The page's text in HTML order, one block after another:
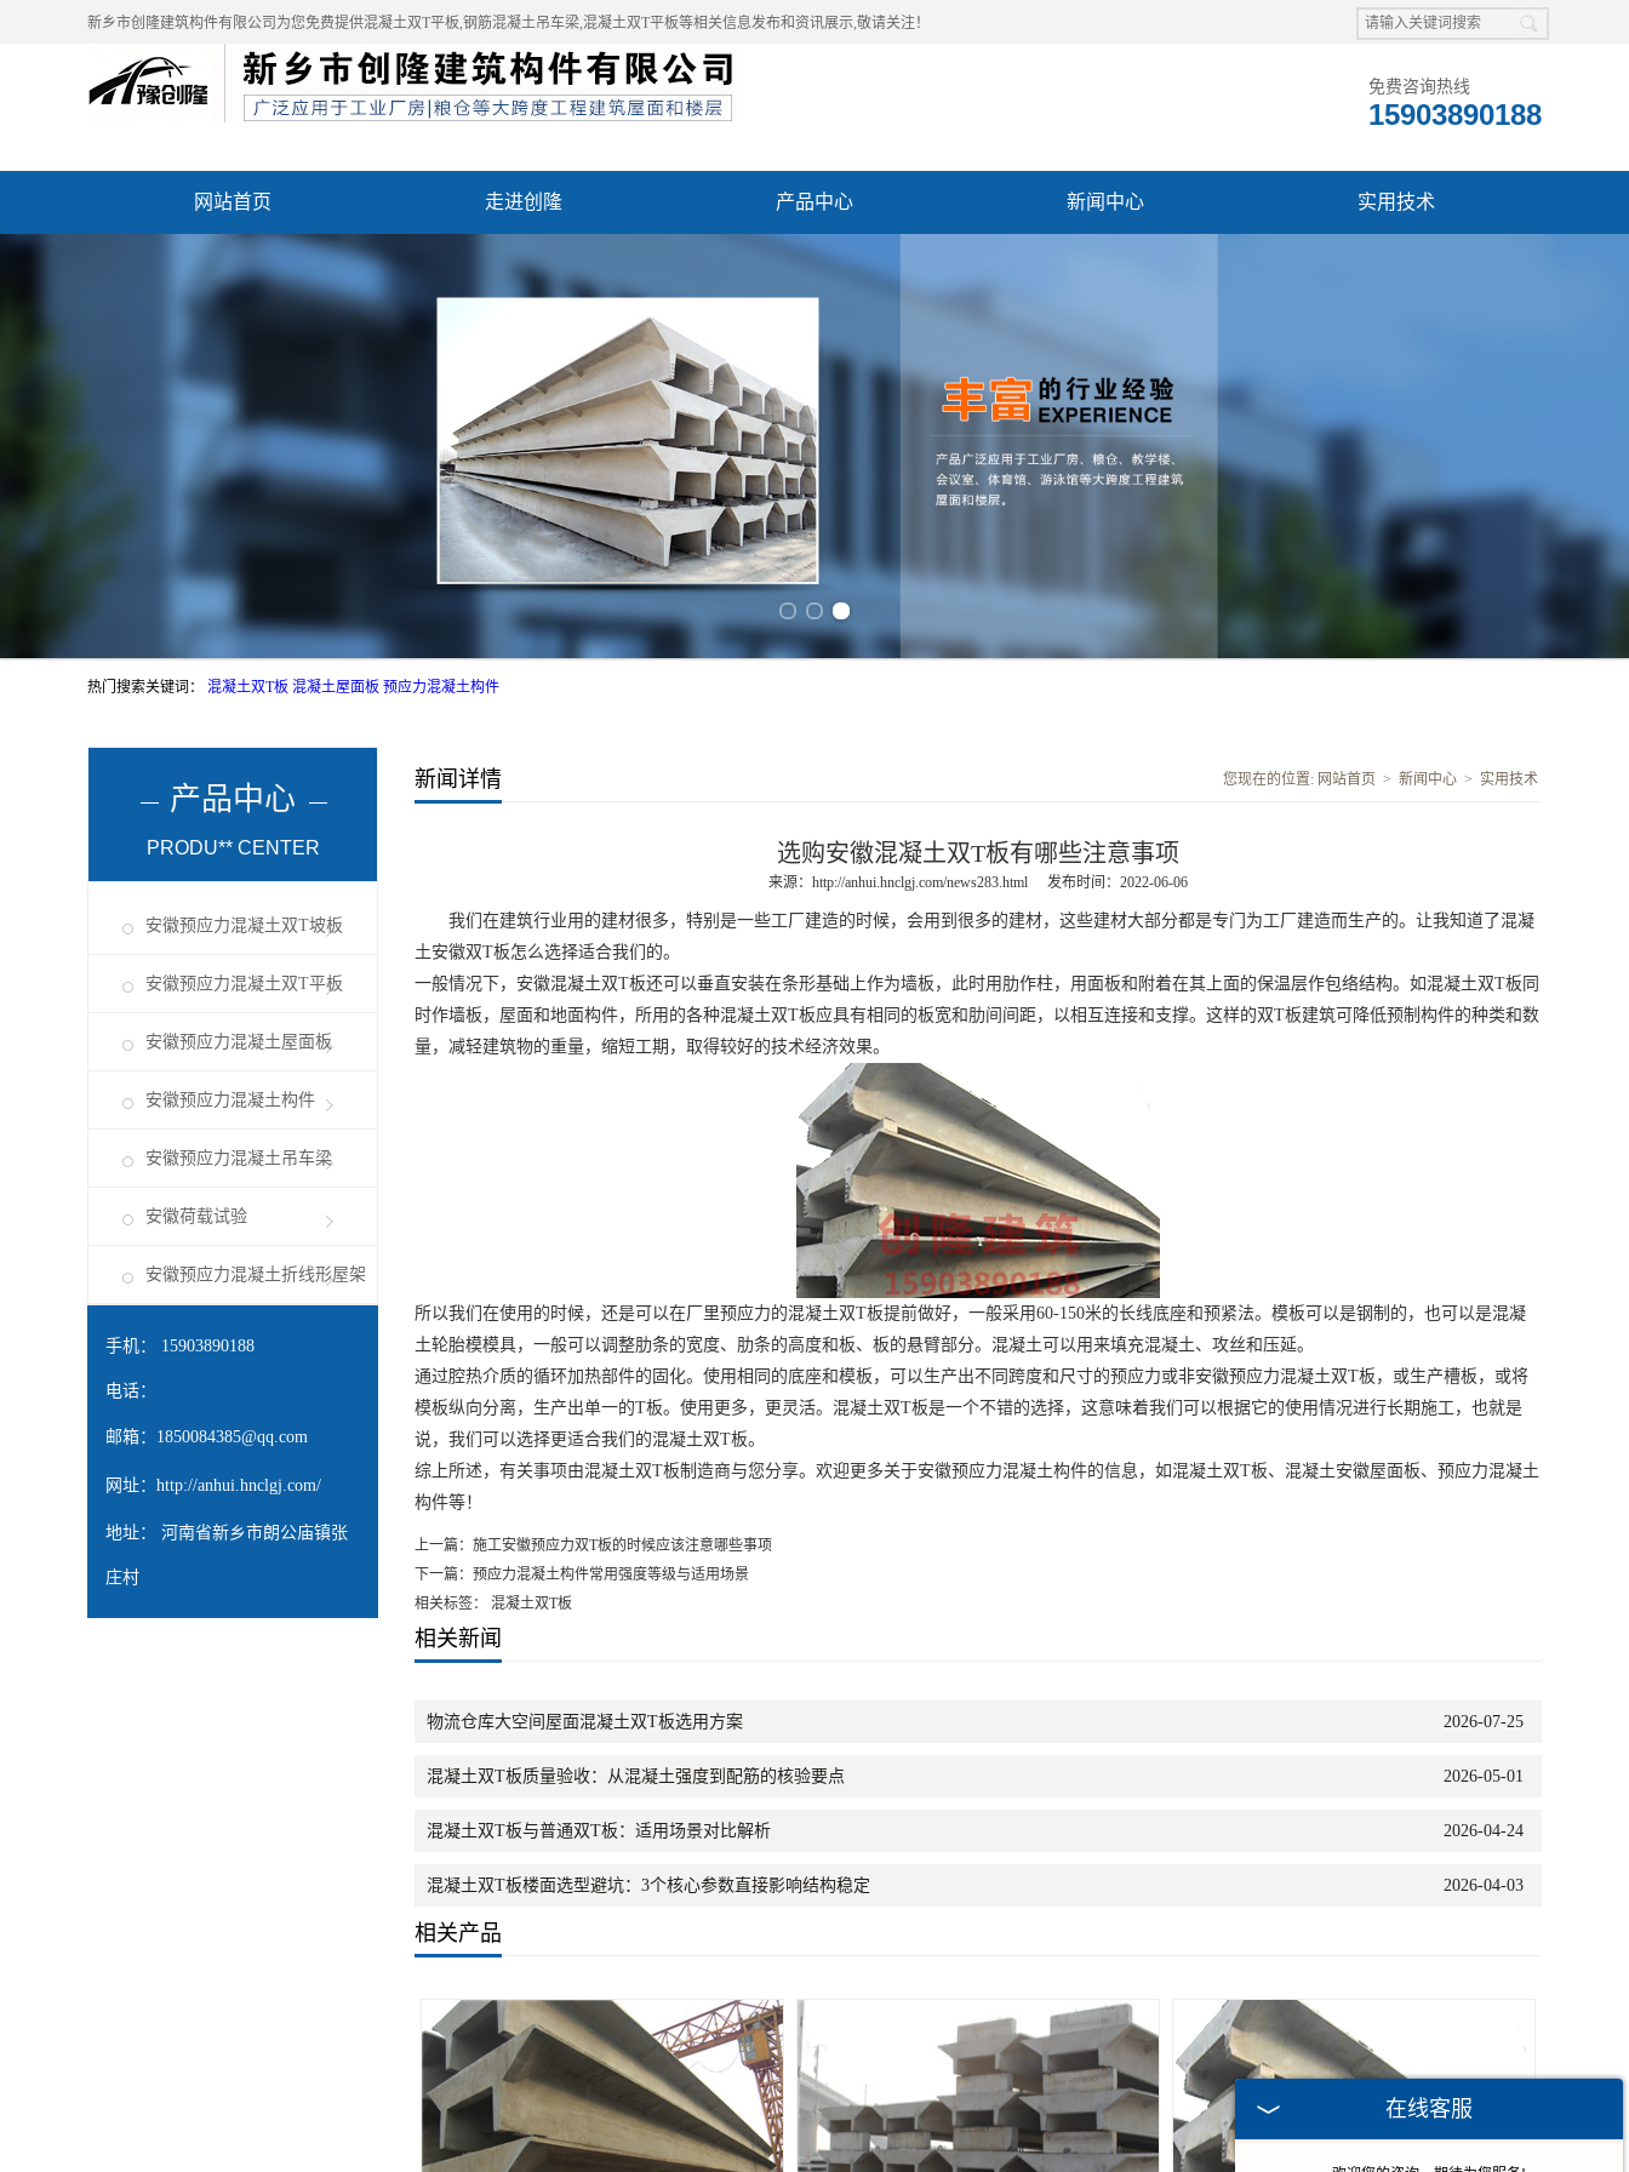
新乡市创隆建筑构件有限公司为您免费提供混凝土双T平板,钢筋混凝土吊车梁,混凝土双T平板等相关信息发布和资讯展示,敬请关注！
免费咨询热线
15903890188
网站首页 走进创隆 产品中心 新闻中心 实用技术
资质荣誉 成功案例 联系我们
热门搜索关键词： 混凝土双T板 混凝土屋面板 预应力混凝土构件
产品中心
PRODU** CENTER
安徽预应力混凝土双T坡板
安徽预应力混凝土双T平板
安徽预应力混凝土屋面板
安徽预应力混凝土构件
安徽预应力混凝土吊车梁
安徽荷载试验
安徽预应力混凝土折线形屋架
手机： 15903890188
电话：
邮箱： 1850084385@qq.com
网址： http://anhui.hnclgj.com/
地址： 河南省新乡市朗公庙镇张
庄村
新闻详情 您现在的位置: 网站首页 > 新闻中心 > 实用技术
选购安徽混凝土双T板有哪些注意事项
来源： http://anhui.hnclgj.com/news283.html 发布时间：2022-06-06
我们在建筑行业用的建材很多，特别是一些工厂建造的时候，会用到很多的建材，这些建材大部分都是专门为工厂建造而生产的。让我知道了混凝
土安徽双T板怎么选择适合我们的。
一般情况下， 安徽混凝土双T板还可以垂直安装在条形基础上作为墙板，此时用肋作柱，用面板和附着在其上面的保温层作包络结构。如混凝土双T板同
时作墙板，屋面和地面构件，所用的各种混凝土双T板应具有相同的板宽和肋间间距，以相互连接和支撑。这样的双T板建筑可降低预制构件的种类和数
量，减轻建筑物的重量，缩短工期，取得较好的技术经济效果。
所以我们在使用的时候，还是可以在厂里预应力的混凝土双T板提前做好，一般采用60-150米的长线底座和预紧法。模板可以是钢制的，也可以是混凝
土轮胎模模具，一般可以调整肋条的宽度、肋条的高度和板、板的悬臂部分。混凝土可以用来填充混凝土、攻丝和压延。
通过腔热介质的循环加热部件的固化。使用相同的底座和模板，可以生产出不同跨度和尺寸的预应力或非安徽预应力混凝土双T板 ，或生产槽板，或将
模板纵向分离，生产出单一的T板。使用更多，更灵活。混凝土双T板是一个不错的选择，这意味着我们可以根据它的使用情况进行长期施工，也就是
说，我们可以选择更适合我们的混凝土双T板。
综上所述，有关事项由混凝土双T板制造商与您分享。欢迎更多关于安徽预应力混凝土构件的信息，如混凝土双T板、混凝土安徽屋面板、预应力混凝土
构件等！
上一篇： 施工安徽预应力双T板的时候应该注意哪些事项
下一篇： 预应力混凝土构件常用强度等级与适用场景
相关标签： 混凝土双T板
相关新闻
2026-07-25
物流仓库大空间屋面混凝土双T板选用方案
2026-05-01
混凝土双T板质量验收：从混凝土强度到配筋的核验要点
2026-04-24
混凝土双T板与普通双T板：适用场景对比解析
2026-04-03
混凝土双T板楼面选型避坑：3个核心参数直接影响结构稳定
相关产品
在线客服